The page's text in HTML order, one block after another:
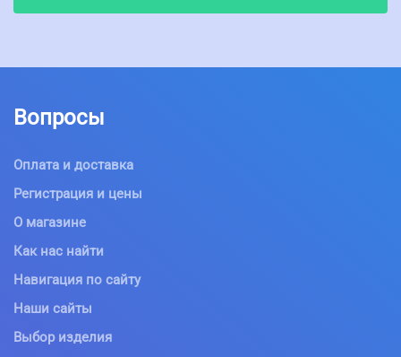
Вопросы
Оплата и доставка
Регистрация и цены
О магазине
Как нас найти
Навигация по сайту
Наши сайты
Выбор изделия